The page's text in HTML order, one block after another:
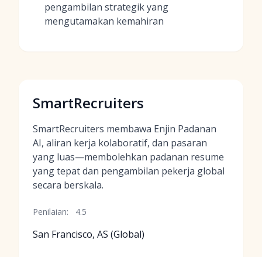
pengambilan strategik yang
mengutamakan kemahiran
SmartRecruiters
SmartRecruiters membawa Enjin Padanan
AI, aliran kerja kolaboratif, dan pasaran
yang luas—membolehkan padanan resume
yang tepat dan pengambilan pekerja global
secara berskala.
Penilaian: 4.5
San Francisco, AS (Global)